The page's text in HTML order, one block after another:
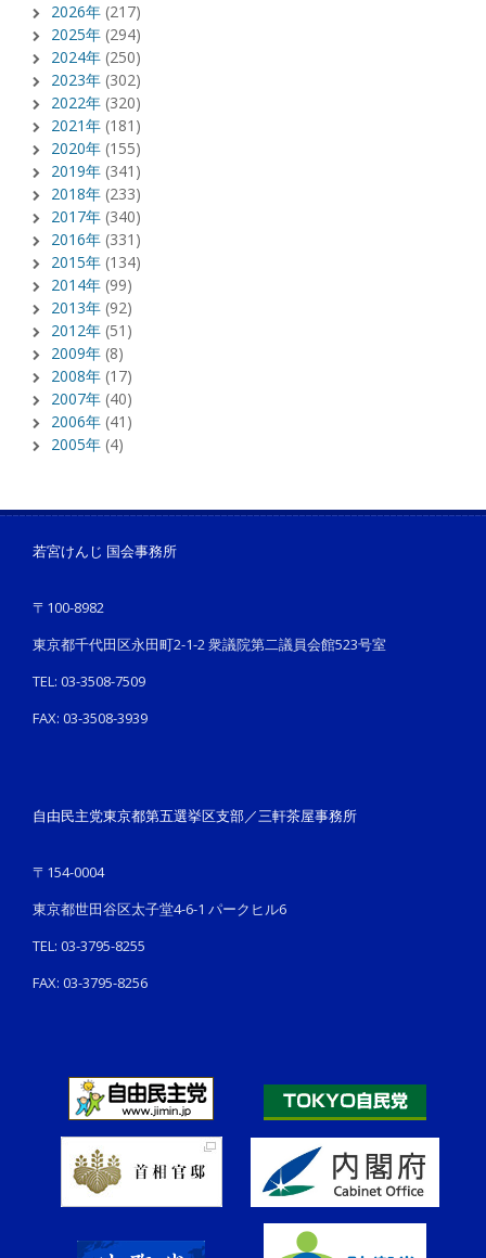
2026年 (217)
2025年 (294)
2024年 (250)
2023年 (302)
2022年 (320)
2021年 (181)
2020年 (155)
2019年 (341)
2018年 (233)
2017年 (340)
2016年 (331)
2015年 (134)
2014年 (99)
2013年 (92)
2012年 (51)
2009年 (8)
2008年 (17)
2007年 (40)
2006年 (41)
2005年 (4)
若宮けんじ 国会事務所
〒100-8982
東京都千代田区永田町2-1-2 衆議院第二議員会館523号室
TEL: 03-3508-7509
FAX: 03-3508-3939
自由民主党東京都第五選挙区支部／三軒茶屋事務所
〒154-0004
東京都世田谷区太子堂4-6-1 パークヒル6
TEL: 03-3795-8255
FAX: 03-3795-8256